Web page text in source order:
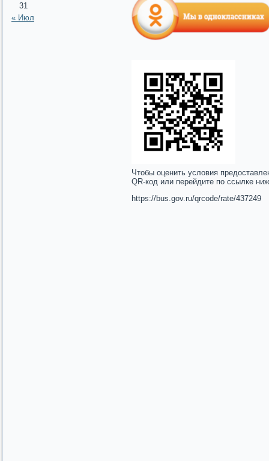
31
« Июл
Чтобы оценить условия
QR-код или перейдите по ссылке
https://bus.gov.ru/qrcode/rate/437249